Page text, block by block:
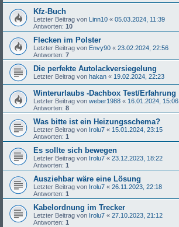
Kfz-Buch
Letzter Beitrag von Linn10 « 05.03.2024, 11:39
Antworten: 10
Flecken im Polster
Letzter Beitrag von Envy90 « 23.02.2024, 22:56
Antworten: 7
Die perfekte Autolackversiegelung
Letzter Beitrag von hakan « 19.02.2024, 22:23
Winterurlaubs -Dachbox Test/Erfahrung
Letzter Beitrag von weber1988 « 16.01.2024, 15:06
Antworten: 8
Was bitte ist ein Heizungsschema?
Letzter Beitrag von Irolu7 « 15.01.2024, 23:15
Antworten: 1
Es sollte sich bewegen
Letzter Beitrag von Irolu7 « 23.12.2023, 18:22
Antworten: 1
Ausziehbar wäre eine Lösung
Letzter Beitrag von Irolu7 « 26.11.2023, 22:18
Antworten: 1
Kabelordnung im Trecker
Letzter Beitrag von Irolu7 « 27.10.2023, 21:12
Antworten: 1